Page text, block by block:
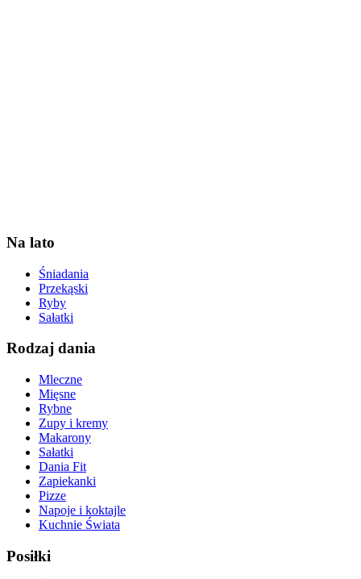
Na lato
Śniadania
Przekąski
Ryby
Sałatki
Rodzaj dania
Mleczne
Mięsne
Rybne
Zupy i kremy
Makarony
Sałatki
Dania Fit
Zapiekanki
Pizze
Napoje i koktajle
Kuchnie Świata
Posiłki